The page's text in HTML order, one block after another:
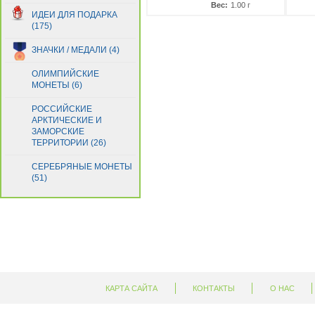
Гвинея
Гвинея-Бисау
Гернси(1)
Гибралтар (5)
Гондурас(29)
Греция(18)
Грузия(5)
Дания (1)
Джерси(1)
Джибути(5)
ИДЕИ ДЛЯ ПОДАРКА
(175)
ЗНАЧКИ / МЕДАЛИ (4)
ОЛИМПИЙСКИЕ
МОНЕТЫ (6)
РОССИЙСКИЕ
АРКТИЧЕСКИЕ И
ЗАМОРСКИЕ
ТЕРРИТОРИИ (26)
СЕРЕБРЯНЫЕ МОНЕТЫ
(51)
Вес: 1.00 г
КАРТА САЙТА КОНТАКТЫ О НАС